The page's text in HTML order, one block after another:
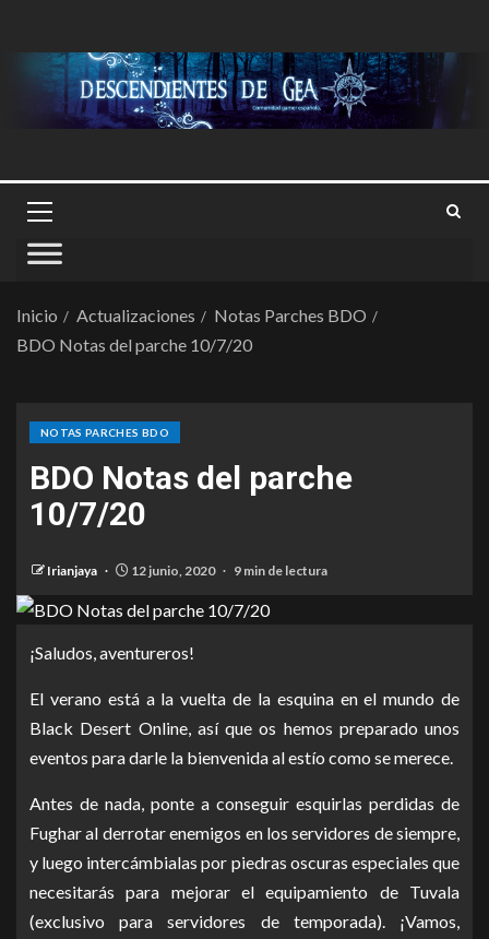
Inicio Actualizaciones
Notas Parches BDO
BDO Notas del parche 10/7/20
NOTAS PARCHES BDO
BDO Notas del parche
10/7/20
Irianjaya 12 junio, 2020 9 min de lectura
¡Saludos, aventureros!
El verano está a la vuelta de la esquina en el mundo de
Black Desert Online, así que os hemos preparado unos
eventos para darle la bienvenida al estío como se merece.
Antes de nada, ponte a conseguir esquirlas perdidas de
Fughar al derrotar enemigos en los servidores de siempre,
y luego intercámbialas por piedras oscuras especiales que
necesitarás para mejorar el equipamiento de Tuvala
(exclusivo para servidores de temporada). ¡Vamos,